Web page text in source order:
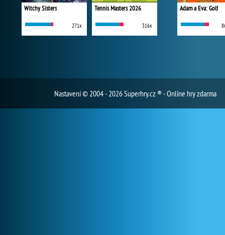
Witchy Sisters
271x
Tennis Masters 2026
316x
Adam a Eva: Golf
Nastavení© 2004 - 2026 Superhry.cz ® - Online hry zdarma